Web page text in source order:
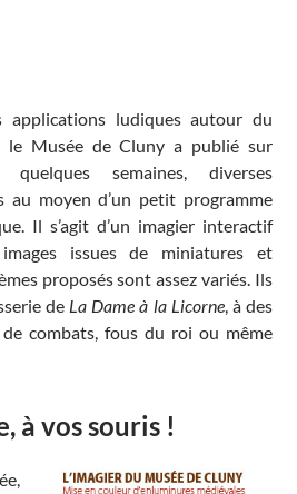
applications ludiques autour du
le Musée de Cluny a publié sur
semaines, diverses
au moyen d’un petit programme
Il s’agit d’un imagier interactif
issues de miniatures et
proposés sont assez variés. Ils
de La Dame à la Licorne, à des
combats, fous du roi ou même
à vos souris !